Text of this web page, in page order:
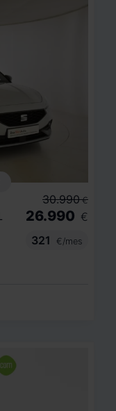
30.990 €
26.990 €
321
€/mes